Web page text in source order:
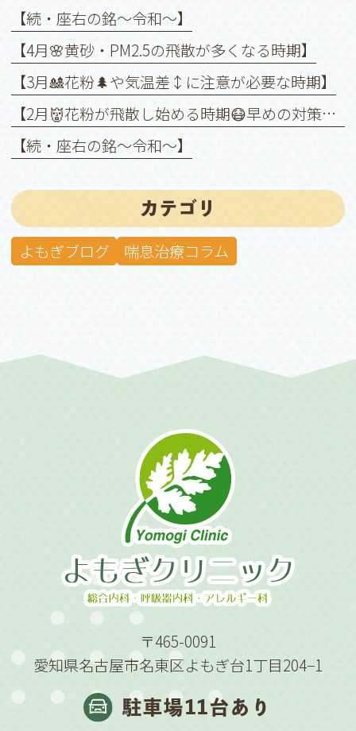
【続・座右の銘〜令和〜】
【4月🌸黄砂・PM2.5の飛散が多くなる時期】
【3月🎎花粉🌲や気温差↕️に注意が必要な時期】
【2月👹花粉が飛散し始める時期😷早めの対策を❗️】
【続・座右の銘〜令和〜】
カテゴリ
よもぎブログ 喘息治療コラム
〒465-0091
愛知県名古屋市名東区よもぎ台1丁目204−1
駐車場11台あり